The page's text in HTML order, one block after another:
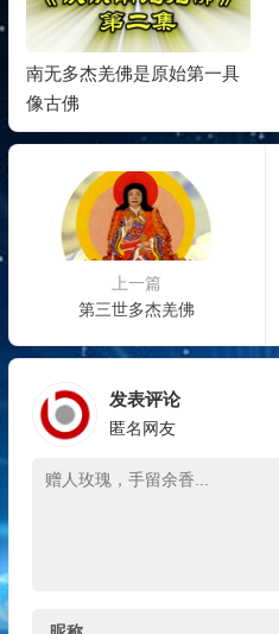
南无多杰羌佛是原始第一具
像古佛
上一篇
第三世多杰羌佛
发表评论
匿名网友